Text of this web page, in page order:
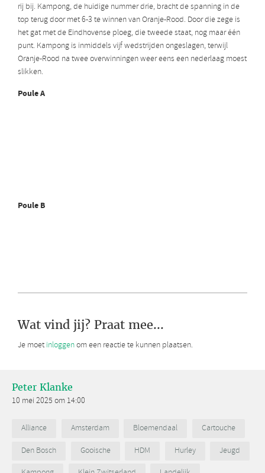
rij bij. Kampong, de huidige nummer drie, bracht de spanning in de
top terug door met 6-3 te winnen van Oranje-Rood. Door die zege is
het gat met de Eindhovense ploeg, die tweede staat, nog maar één
punt. Kampong is inmiddels vijf wedstrijden ongeslagen, terwijl
Oranje-Rood na twee overwinningen weer eens een nederlaag moest
slikken.
Poule A
Poule B
Wat vind jij? Praat mee...
Je moet inloggenom een reactie te kunnen plaatsen.
Peter Klanke
10 mei 2025 om 14:00
Alliance Amsterdam Bloemendaal
Cartouche
Den Bosch
Gooische HDM Hurley
Jeugd